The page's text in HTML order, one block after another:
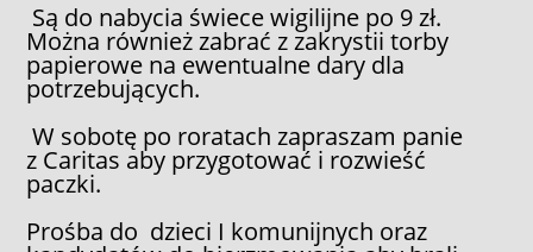
Są do nabycia świece wigilijne po 9 zł.
Można również zabrać z zakrystii torby
papierowe na ewentualne dary dla
potrzebujących.
W sobotę po roratach zapraszam panie
z Caritas aby przygotować i rozwieść
paczki.
Prośba do dzieci I komunijnych oraz